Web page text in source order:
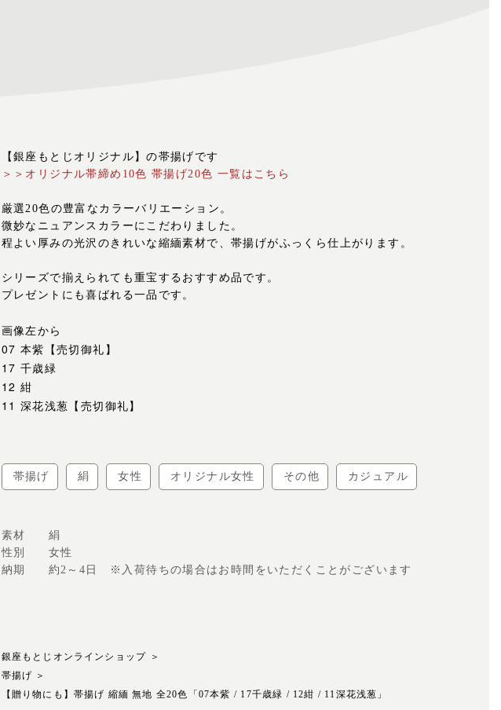
【銀座もとじオリジナル】の帯揚げです
＞＞オリジナル帯締め10色 帯揚げ20色 一覧はこちら
厳選20色の豊富なカラーバリエーション。
微妙なニュアンスカラーにこだわりました。
程よい厚みの光沢のきれいな縮緬素材で、帯揚げがふっくら仕上がります。
シリーズで揃えられても重宝するおすすめ品です。
プレゼントにも喜ばれる一品です。
画像左から
07 本紫【売切御礼】
17 千歳緑
12 紺
11 深花浅葱【売切御礼】
帯揚げ 絹 女性 オリジナル女性 その他 カジュアル
素材
絹
性別
女性
納期
約2～4日 ※入荷待ちの場合はお時間をいただくことがございます
銀座もとじオンラインショップ ＞
帯揚げ ＞
【贈り物にも】帯揚げ 縮緬 無地 全20色「07本紫 / 17千歳緑 / 12紺 / 11深花浅葱」